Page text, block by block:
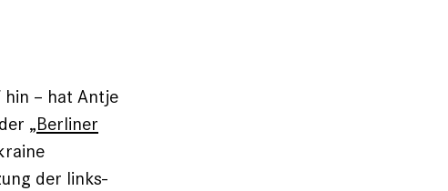
hin – hat Antje
„Berliner
der links-